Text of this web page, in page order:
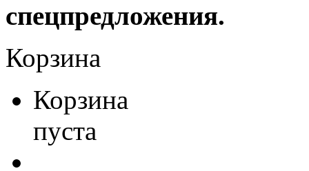
спецпредложения.
Корзина
Корзина
пуста